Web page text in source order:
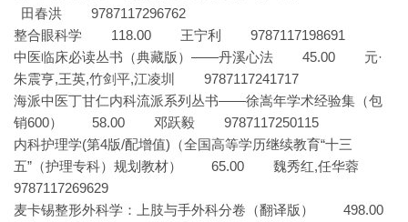
田春洪 9787117296762
整合眼科学 118.00 王宁利 9787117198691
中医临床必读丛书（典藏版）——丹溪心法 45.00 元·
朱震亨,王英,竹剑平,江凌圳 9787117241717
海派中医丁甘仁内科流派系列丛书——徐嵩年学术经验集（包
销600） 58.00 邓跃毅 9787117250115
内科护理学(第4版/配增值)（全国高等学历继续教育“十三
五”（护理专科）规划教材） 65.00 魏秀红,任华蓉
9787117269629
麦卡锡整形外科学：上肢与手外科分卷（翻译版） 498.00